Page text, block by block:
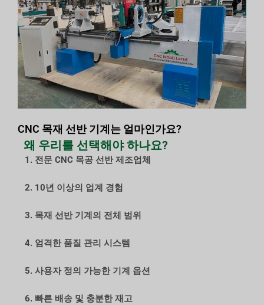
CNC 목재 선반 기계는 얼마인가요?
왜 우리를 선택해야 하나요?
1. 전문 CNC 목공 선반 제조업체
2. 10년 이상의 업계 경험
3. 목재 선반 기계의 전체 범위
4. 엄격한 품질 관리 시스템
5. 사용자 정의 가능한 기계 옵션
6. 빠른 배송 및 충분한 재고